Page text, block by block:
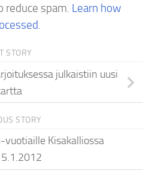
reduce spam. Learn how
STORY
julkaistiin uusi
STORY
Kisakalliossa